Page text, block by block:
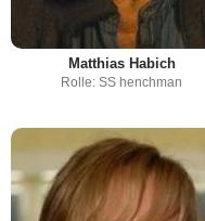
Matthias Habich
Rolle: SS henchman